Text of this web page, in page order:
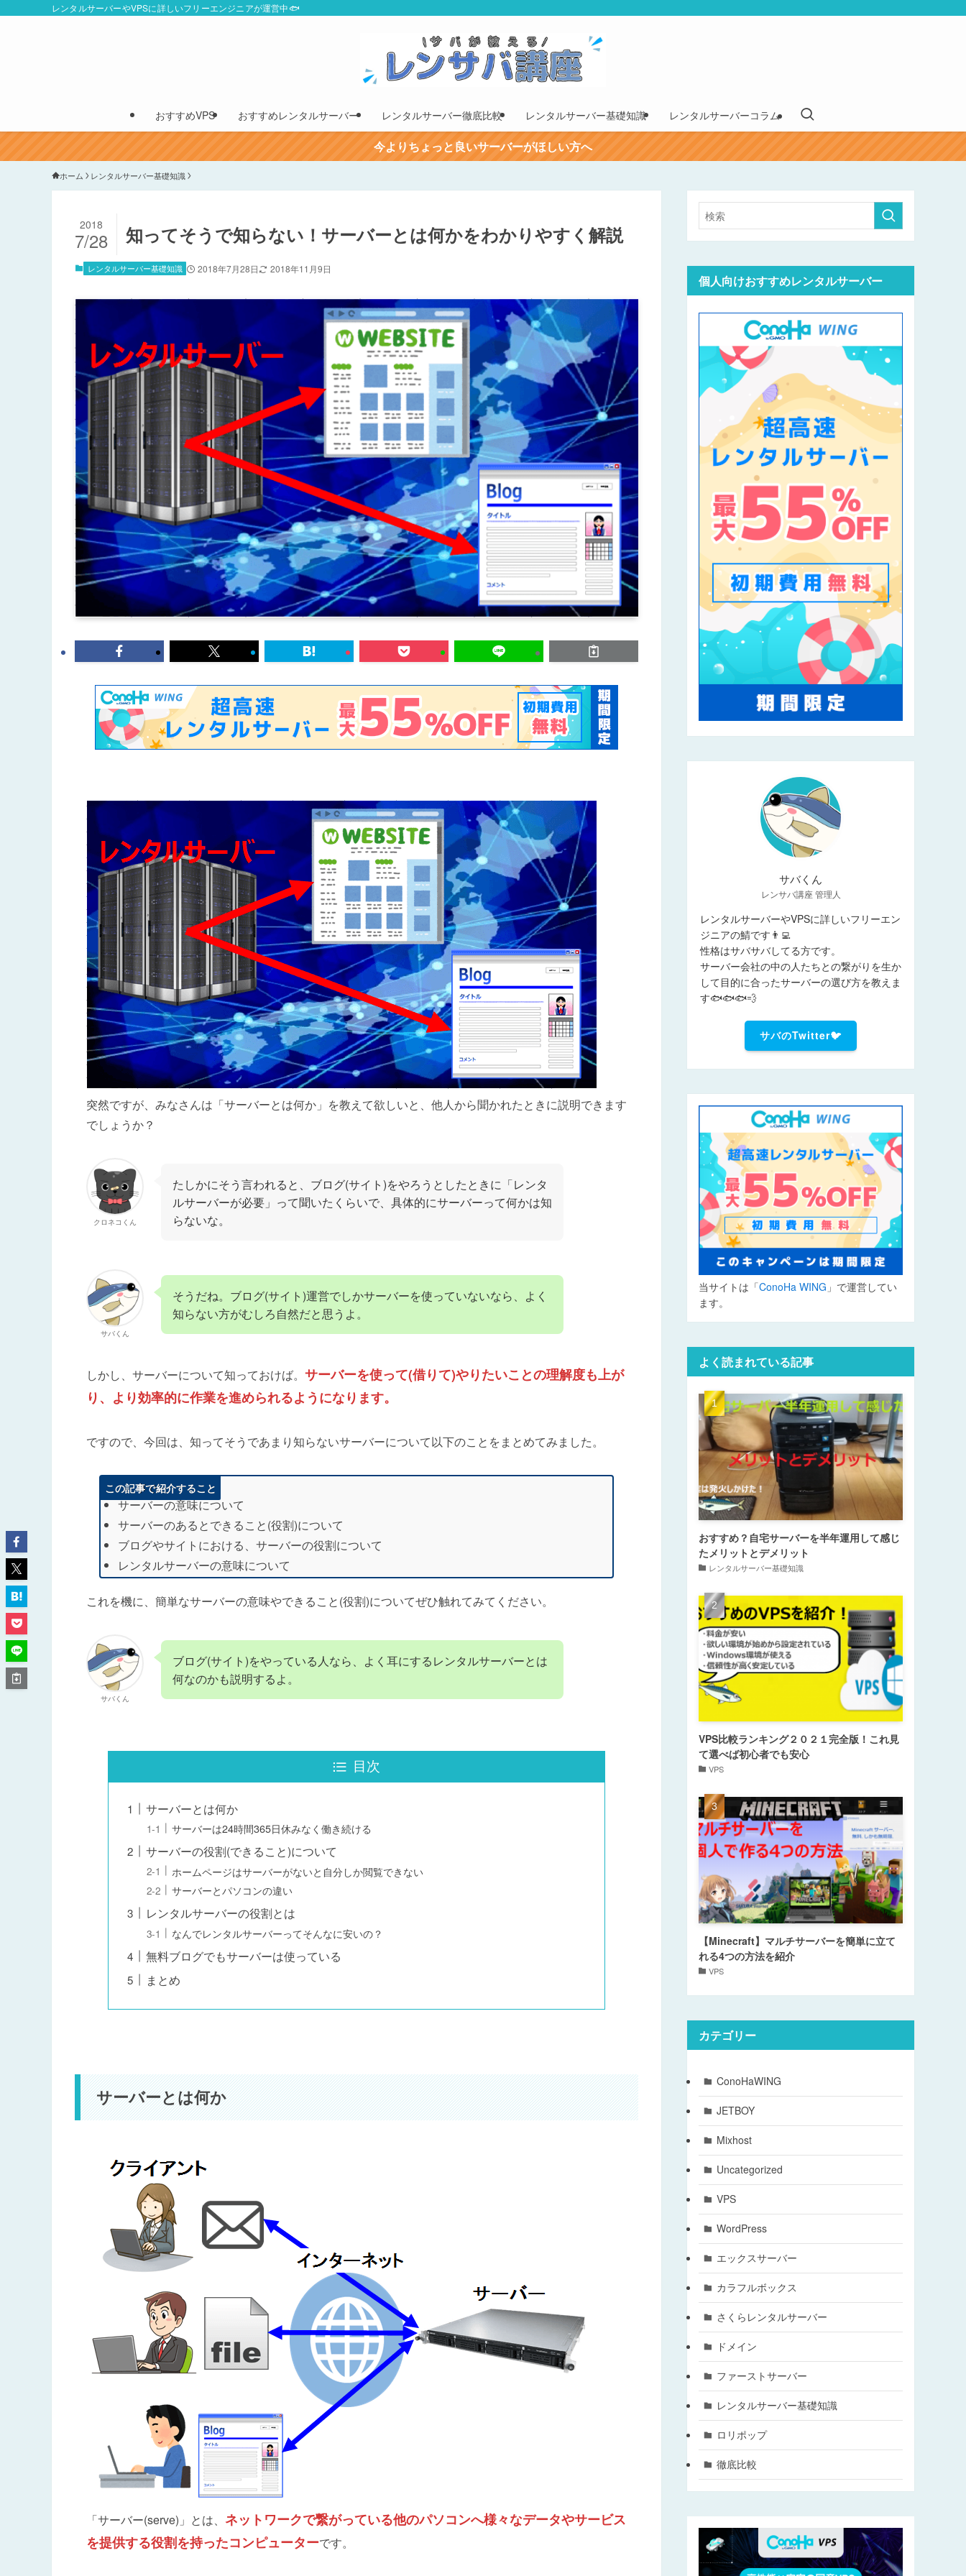
レンタルサーバーやVPSに詳しいフリーエンジニアが運営中🐟
おすすめVPS おすすめレンタルサーバー レンタルサーバー徹底比較 レンタルサーバー基礎知識 レンタルサーバーコラム
今よりちょっと良いサーバーがほしい方へ
ホーム レンタルサーバー基礎知識
知ってそうで知らない！サーバーとは何かをわかりやすく解説
2018
7/28
レンタルサーバー基礎知識 2018年7月28日 2018年11月9日
突然ですが、みなさんは「サーバーとは何か」を教えて欲しいと、他人から聞かれたときに説明できます
でしょうか？
クロネコくん
たしかにそう言われると、ブログ(サイト)をやろうとしたときに「レンタ
ルサーバーが必要」って聞いたくらいで、具体的にサーバーって何かは知
らないな。
サバくん
そうだね。ブログ(サイト)運営でしかサーバーを使っていないなら、よく
知らない方がむしろ自然だと思うよ。
しかし、サーバーについて知っておけば。 サーバーを使って(借りて)やりたいことの理解度も上が
り、より効率的に作業を進められるようになります。
ですので、今回は、知ってそうであまり知らないサーバーについて以下のことをまとめてみました。
この記事で紹介すること
サーバーの意味について
サーバーのあるとできること(役割)について
ブログやサイトにおける、サーバーの役割について
レンタルサーバーの意味について
これを機に、簡単なサーバーの意味やできること(役割)についてぜひ触れてみてください。
サバくん
ブログ(サイト)をやっている人なら、よく耳にするレンタルサーバーとは
何なのかも説明するよ。
目次
サーバーとは何か
サーバーは24時間365日休みなく働き続ける
サーバーの役割(できること)について
ホームページはサーバーがないと自分しか閲覧できない
サーバーとパソコンの違い
レンタルサーバーの役割とは
なんでレンタルサーバーってそんなに安いの？
無料ブログでもサーバーは使っている
まとめ
サーバーとは何か
「サーバー(serve)」とは、 ネットワークで繋がっている他のパソコンへ様々なデータやサービス
を提供する役割を持ったコンピューターです。
個人向けおすすめレンタルサーバー
サバくん
レンサバ講座 管理人
レンタルサーバーやVPSに詳しいフリーエン
ジニアの鯖です👨‍💻
性格はサバサバしてる方です。
サーバー会社の中の人たちとの繋がりを生か
して目的に合ったサーバーの選び方を教えま
す🐟🐟🐟💨
サバのTwitter🐦
当サイトは「ConoHa WING 」で運営してい
ます。
よく読まれている記事
おすすめ？自宅サーバーを半年運用して感じ
たメリットとデメリット
レンタルサーバー基礎知識
VPS比較ランキング２０２１完全版！これ見
て選べば初心者でも安心
VPS
【Minecraft】マルチサーバーを簡単に立て
れる4つの方法を紹介
VPS
カテゴリー
ConoHaWING
JETBOY
Mixhost
Uncategorized
VPS
WordPress
エックスサーバー
カラフルボックス
さくらレンタルサーバー
ドメイン
ファーストサーバー
レンタルサーバー基礎知識
ロリポップ
徹底比較